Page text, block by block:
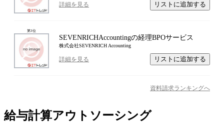
詳細を見る リストに追加する
第3位
SEVENRICHAccountingの経理BPOサービス
株式会社SEVENRICH Accounting
詳細を見る リストに追加する
資料請求ランキングへ
給与計算アウトソーシング